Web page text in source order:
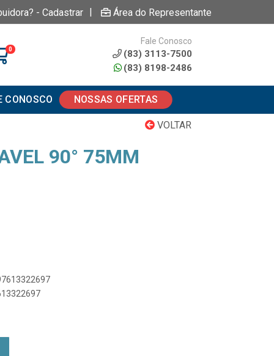
- Cadastrar | Área do Representante
0
Fale Conosco
(83) 3113-7500
(83) 8198-2486
CONOSCO NOSSAS OFERTAS
VOLTAR
90° 75MM